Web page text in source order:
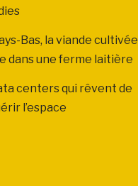
Bas, la viande cultivée
dans une ferme laitière
centers qui rêvent de
l’espace